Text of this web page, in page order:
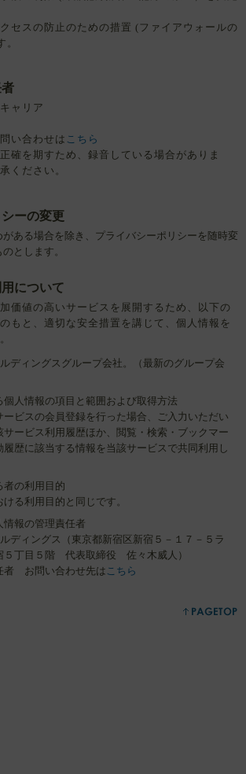
セスの防止のための措置 (ファイアウォールの
ャリア
い合わせは こちら
確を期すため、録音している場合がありま
ください。
ーの変更
ある場合を除き、プライバシーポリシーを随時変
とします。
について
価値の高いサービスを展開するため、以下の
もと、適切な安全措置を講じて、個人情報を
ディングスグループ会社。（最新のグループ会
個人情報の項目と範囲および取得方法
ービスの会員登録を行った場合、ご入力いただい
サービス利用履歴ほか、閲覧・検索・ブックマー
履歴に該当する情報を当該サービスで共同利用し
者の利用目的
る利用目的と同じです。
情報の管理責任者
ディングス（東京都新宿区新宿５－１７－５ラ
５丁目５階 代表取締役 佐々木威人）
者 お問い合わせ先は こちら